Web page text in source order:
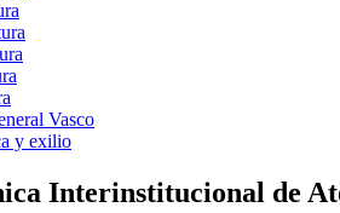
Vasco
y exilio
Interinstitucional de